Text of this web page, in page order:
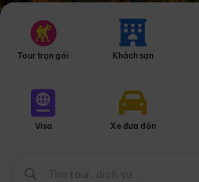
Tour trọn gói Khách sạn
Visa Xe đưa đón